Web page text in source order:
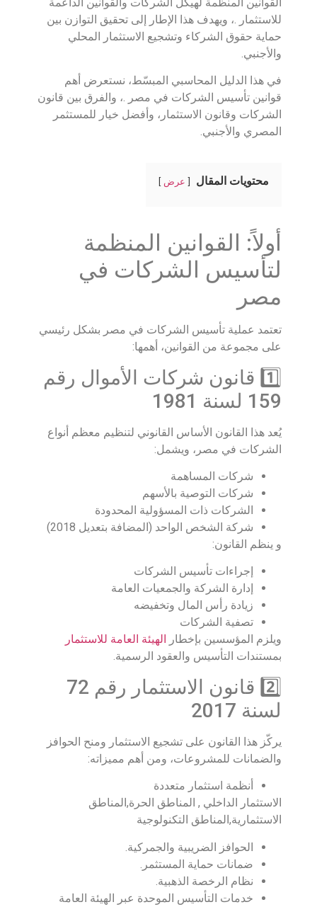
للاستثمار .، ويهدف هذا الإطار إلى تحقيق التوازن بين
حماية حقوق الشركاء وتشجيع الاستثمار المحلي
والأجنبي.
في هذا الدليل المحاسبي المبسّط، نستعرض أهم
قوانين تأسيس الشركات في مصر .، والفرق بين قانون
الشركات وقانون الاستثمار، وأفضل خيار للمستثمر
المصري والأجنبي.
محتويات المقال عرض
أولاً: القوانين المنظمة
لتأسيس الشركات في
مصر
تعتمد عملية تأسيس الشركات في مصر بشكل رئيسي
على مجموعة من القوانين، أهمها:
1️⃣ قانون شركات الأموال رقم
159 لسنة 1981
يُعد هذا القانون الأساس القانوني لتنظيم معظم أنواع
الشركات في مصر، ويشمل:
شركات المساهمة
شركات التوصية بالأسهم
الشركات ذات المسؤولية المحدودة
شركة الشخص الواحد (المضافة بتعديل 2018)
و ينظم القانون:
إجراءات تأسيس الشركات
إدارة الشركة والجمعيات العامة
زيادة رأس المال وتخفيضه
تصفية الشركات
ويلزم المؤسسين بإخطار
الهيئة العامة للاستثمار
بمستندات التأسيس والعقود الرسمية.
2️⃣ قانون الاستثمار رقم 72
لسنة 2017
يركّز هذا القانون على تشجيع الاستثمار ومنح الحوافز
والضمانات للمشروعات، ومن أهم مميزاته:
أنظمة استثمار متعددة
الاستثمار الداخلي , المناطق الحرة,المناطق
الاستثمارية,المناطق التكنولوجية
الحوافز الضريبية والجمركية.
ضمانات حماية المستثمر.
نظام الرخصة الذهبية.
خدمات التأسيس الموحدة عبر الهيئة العامة